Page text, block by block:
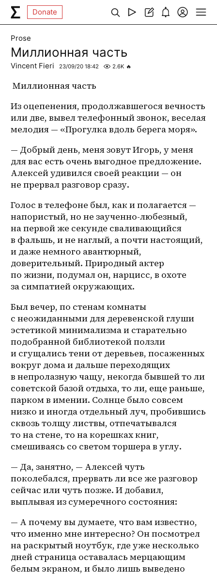
Donate
Prose
Миллионная часть
Vincent Fieri 23/09/20 18:42 2.6K 🔥
Миллионная часть
Из оцепенения, продолжавшегося вечность
или две, вывел телефонный звонок, веселая
мелодия — «Прогулка вдоль берега моря».
— Добрый день, меня зовут Игорь, у меня
для вас есть очень выгодное предложение.
Алексей удивился своей реакции — он
не прервал разговор сразу.
Голос в телефоне был, как и полагается —
напористый, но не заученно-любезный,
на первой же секунде сваливающийся
в фальшь, и не наглый, а почти настоящий,
и даже немного авантюрный,
доверительный. Природный актер
по жизни, подумал он, нарцисс, в охоте
за симпатией окружающих.
Был вечер, по стенам комнаты
с неожиданными для деревенской глуши
эстетикой минимализма и старательно
подобранной библиотекой ползли
и сгущались тени от деревьев, посаженных
вокруг дома и дальше переходящих
в непролазную чащу, некогда бывшей то ли
советской базой отдыха, то ли, еще раньше,
парком в имении. Солнце было совсем
низко и иногда отдельный луч, пробившись
сквозь толщу листвы, отпечатывался
то на стене, то на корешках книг,
смешиваясь со светом торшера в углу.
— Да, занятно, — Алексей чуть
поколебался, прервать ли все же разговор
сейчас или чуть позже. И добавил,
выплывая из сумеречного состояния:
— А почему вы думаете, что вам известно,
что именно мне интересно? Он посмотрел
на раскрытый ноутбук, где уже несколько
дней страница оставалась мерцающим
белым экраном, и было лишь выведено